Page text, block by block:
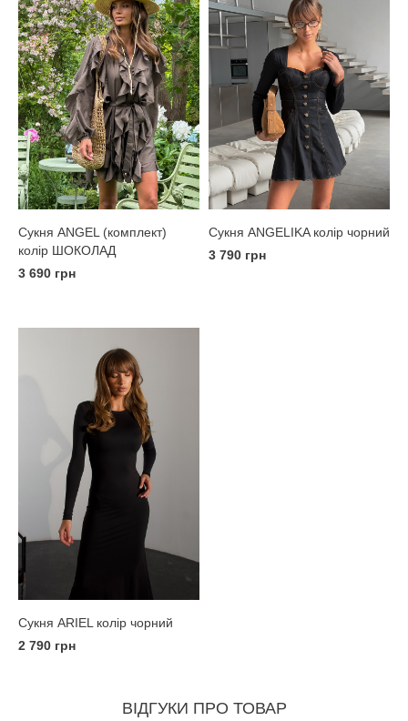
Сукня ANGEL (комплект)
колір ШОКОЛАД
3 690 грн
Сукня ANGELIKA колір чорний
3 790 грн
Сукня ARIEL колір чорний
2 790 грн
ВІДГУКИ ПРО ТОВАР